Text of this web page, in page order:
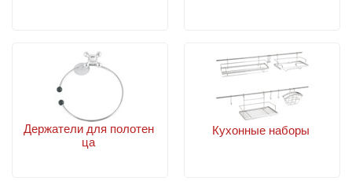
Держатели для полотен
ца
Кухонные наборы